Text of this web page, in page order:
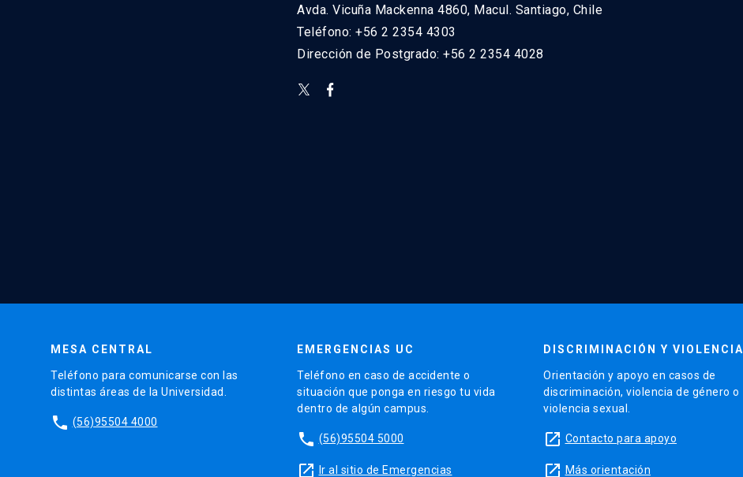
Avda. Vicuña Mackenna 4860, Macul. Santiago, Chile
Teléfono: +56 2 2354 4303
Dirección de Postgrado: +56 2 2354 4028
MESA CENTRAL
Teléfono para comunicarse con las
distintas áreas de la Universidad.
phone (56)95504 4000
EMERGENCIAS UC
Teléfono en caso de accidente o
situación que ponga en riesgo tu vida
dentro de algún campus.
phone (56)95504 5000
launch Ir al sitio de Emergencias
DISCRIMINACIÓN Y VIOLENCIA
Orientación y apoyo en casos de
discriminación, violencia de género o
violencia sexual.
launch Contacto para apoyo
launch Más orientación